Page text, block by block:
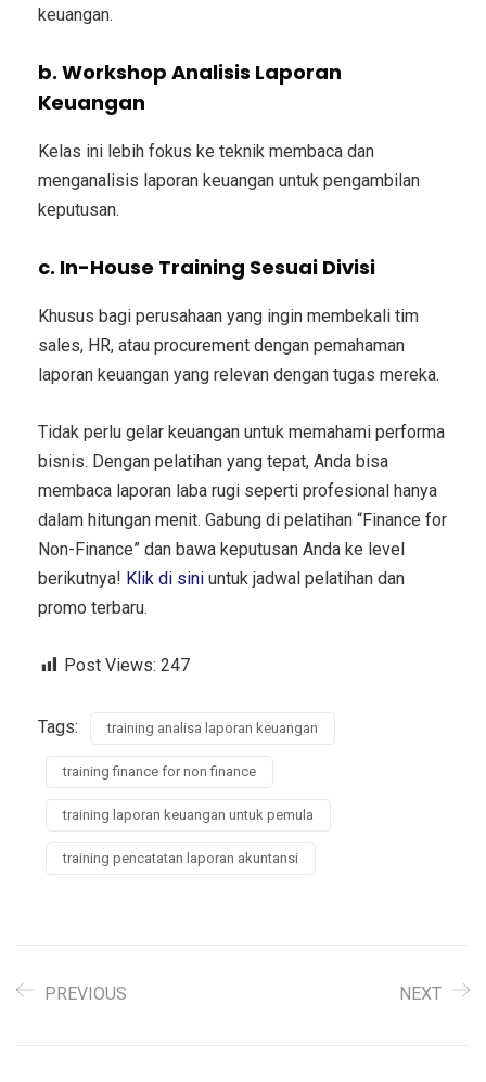
keuangan.
b. Workshop Analisis Laporan
Keuangan
Kelas ini lebih fokus ke teknik membaca dan
menganalisis laporan keuangan untuk pengambilan
keputusan.
c. In-House Training Sesuai Divisi
Khusus bagi perusahaan yang ingin membekali tim
sales, HR, atau procurement dengan pemahaman
laporan keuangan yang relevan dengan tugas mereka.
Tidak perlu gelar keuangan untuk memahami performa
bisnis. Dengan pelatihan yang tepat, Anda bisa
membaca laporan laba rugi seperti profesional hanya
dalam hitungan menit. Gabung di pelatihan “Finance for
Non-Finance” dan bawa keputusan Anda ke level
berikutnya! Klik di sini untuk jadwal pelatihan dan
promo terbaru.
Post Views: 247
Tags: training analisa laporan keuangan
training finance for non finance
training laporan keuangan untuk pemula
training pencatatan laporan akuntansi
PREVIOUS NEXT